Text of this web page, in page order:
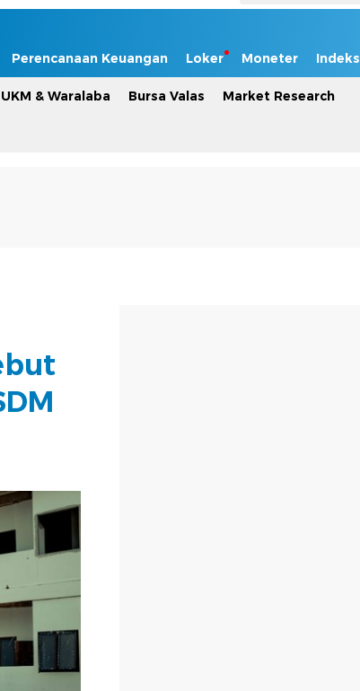
Perencanaan Keuangan Loker Moneter Indeks
UKM & Waralaba Bursa Valas Market Research